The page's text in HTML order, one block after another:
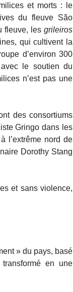
et morts : le
du fleuve São
fleuve, les grileiros
qui cultivent la
d’environ 300
le soutien du
n’est pas une
des consortiums
Gringo dans les
l’extrême nord de
Dorothy Stang
et sans violence,
» du pays, basé
en une